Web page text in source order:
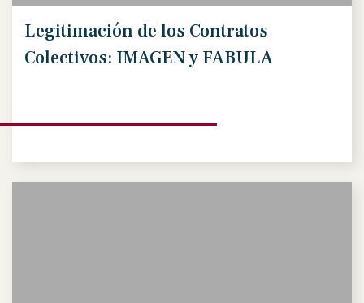
Legitimación de los Contratos
Colectivos: IMAGEN y FABULA